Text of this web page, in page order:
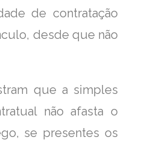
de contratação
desde que não
que a simples
não afasta o
se presentes os